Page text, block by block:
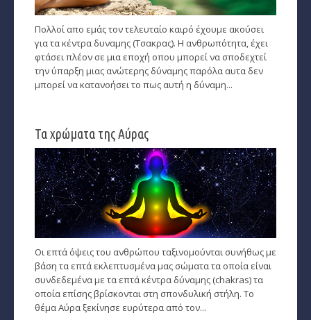
Μαθήματα Αστρολογίας
Ταρώ, Μεταφυσική, κ.α.
Πολλοί απο εμάς τον τελευταίο καιρό έχουμε ακούσει
για τα κέντρα δυναμης (Τσακρας). Η ανθρωπότητα, έχει
φτάσει πλέον σε μια εποχή οπου μπορεί να σποδεχτεί
την ύπαρξη μιας ανώτερης δύναμης παρόλα αυτα δεν
μπορεί να κατανοήσει το πως αυτή η δύναμη...
Τα χρώματα της Αύρας
Οι επτά όψεις του ανθρώπου ταξινομούνται συνήθως με
βάση τα επτά εκλεπτυσμένα μας σώματα τα οποία είναι
συνδεδεμένα με τα επτά κέντρα δύναμης (chakras) τα
οποία επίσης βρίσκονται στη σπονδυλική στήλη. Το
θέμα Αύρα ξεκίνησε ευρύτερα από τον...